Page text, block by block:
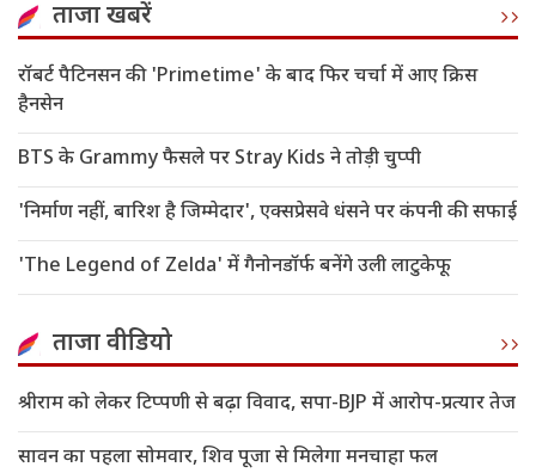
ताजा खबरें
रॉबर्ट पैटिनसन की 'Primetime' के बाद फिर चर्चा में आए क्रिस
हैनसेन
BTS के Grammy फैसले पर Stray Kids ने तोड़ी चुप्पी
'निर्माण नहीं, बारिश है जिम्मेदार', एक्सप्रेसवे धंसने पर कंपनी की सफाई
'The Legend of Zelda' में गैनोनडॉर्फ बनेंगे उली लाटुकेफू
ताजा वीडियो
श्रीराम को लेकर टिप्पणी से बढ़ा विवाद, सपा-BJP में आरोप-प्रत्यार तेज
सावन का पहला सोमवार, शिव पूजा से मिलेगा मनचाहा फल